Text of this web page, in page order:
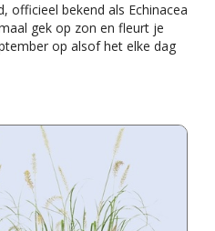
officieel bekend als Echinacea
gek op zon en fleurt je
op alsof het elke dag